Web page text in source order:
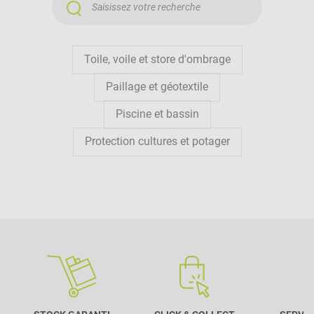
pendant plusieurs mois.
Pour les zones très arborées ou exposées au vent, le
filet anti feuilles piscinepermet une protection
efficace sans bloquer complètement la circulation
QUEL EST LE PRIX D’UNE
BÂCHE DE PROTECTION
Toile, voile et store d'ombrage
Paillage et géotextile
Piscine et bassin
Protection cultures et potager